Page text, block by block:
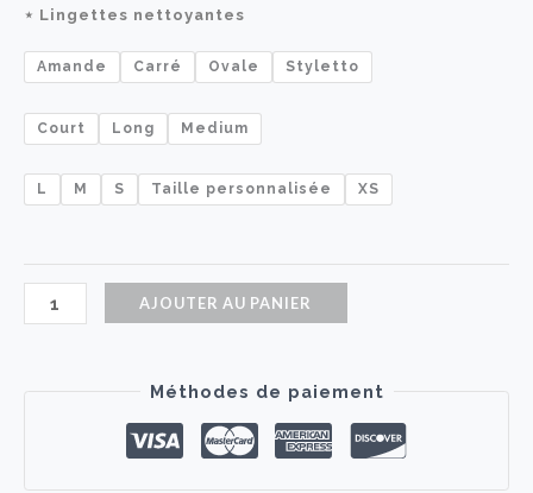
⋆ Lingettes nettoyantes
Amande Carré Ovale Styletto
Court Long Medium
L M S Taille personnalisée XS
quantité
de
dye
AJOUTER AU PANIER
Méthodes de paiement